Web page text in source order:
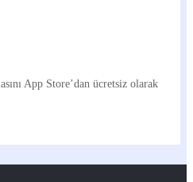
App Store’dan ücretsiz olarak